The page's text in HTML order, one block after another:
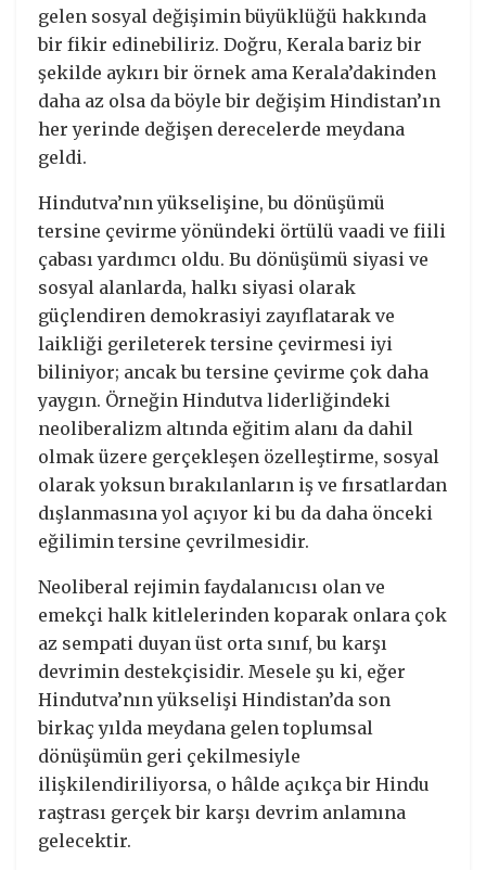
gelen sosyal değişimin büyüklüğü hakkında
bir fikir edinebiliriz. Doğru, Kerala bariz bir
şekilde aykırı bir örnek ama Kerala’dakinden
daha az olsa da böyle bir değişim Hindistan’ın
her yerinde değişen derecelerde meydana
geldi.
Hindutva’nın yükselişine, bu dönüşümü
tersine çevirme yönündeki örtülü vaadi ve fiili
çabası yardımcı oldu. Bu dönüşümü siyasi ve
sosyal alanlarda, halkı siyasi olarak
güçlendiren demokrasiyi zayıflatarak ve
laikliği gerileterek tersine çevirmesi iyi
biliniyor; ancak bu tersine çevirme çok daha
yaygın. Örneğin Hindutva liderliğindeki
neoliberalizm altında eğitim alanı da dahil
olmak üzere gerçekleşen özelleştirme, sosyal
olarak yoksun bırakılanların iş ve fırsatlardan
dışlanmasına yol açıyor ki bu da daha önceki
eğilimin tersine çevrilmesidir.
Neoliberal rejimin faydalanıcısı olan ve
emekçi halk kitlelerinden koparak onlara çok
az sempati duyan üst orta sınıf, bu karşı
devrimin destekçisidir. Mesele şu ki, eğer
Hindutva’nın yükselişi Hindistan’da son
birkaç yılda meydana gelen toplumsal
dönüşümün geri çekilmesiyle
ilişkilendiriliyorsa, o hâlde açıkça bir Hindu
raştrası gerçek bir karşı devrim anlamına
gelecektir.